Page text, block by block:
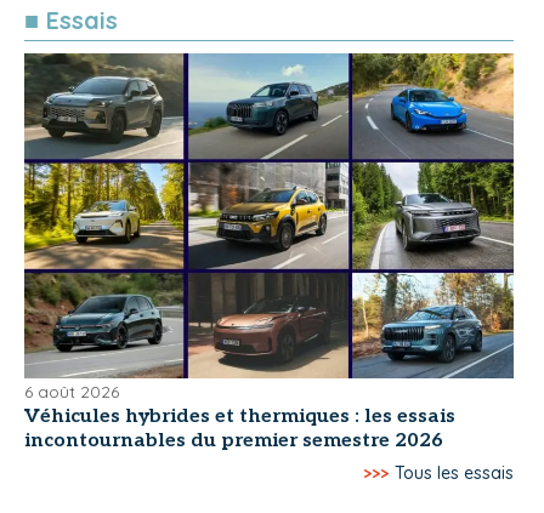
■ Essais
6 août 2026
Véhicules hybrides et thermiques : les essais
incontournables du premier semestre 2026
>>> Tous les essais